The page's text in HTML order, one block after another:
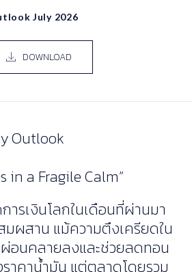
July 2026
DOWNLOAD
Outlook
in a Fragile Calm”
ารเงินโลกในเดือนที่ผ่านมา
ผสาน แม้ความตึงเครียดใน
อนคลายลงและช่วยลดทอน
าคาน้ำมัน แต่ตลาดโดยรวม